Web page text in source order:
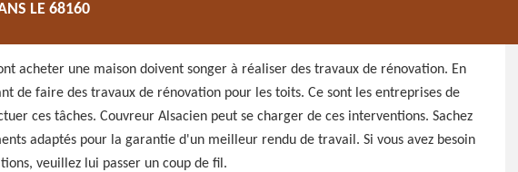
LE 68160
acheter une maison doivent songer à réaliser des travaux de rénovation. En
de faire des travaux de rénovation pour les toits. Ce sont les entreprises de
ces tâches. Couvreur Alsacien peut se charger de ces interventions. Sachez
adaptés pour la garantie d'un meilleur rendu de travail. Si vous avez besoin
veuillez lui passer un coup de fil.